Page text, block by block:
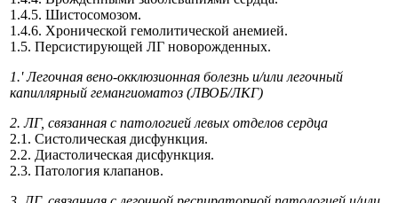
1.4.5. Шистосомозом.
1.4.6. Хронической гемолитической анемией.
1.5. Персистирующей ЛГ новорожденных.
1.' Легочная вено-окклюзионная болезнь и/или легочный
капиллярный гемангиоматоз (ЛВОБ/ЛКГ)
2. ЛГ, связанная с патологией левых отделов сердца
2.1. Систолическая дисфункция.
2.2. Диастолическая дисфункция.
2.3. Патология клапанов.